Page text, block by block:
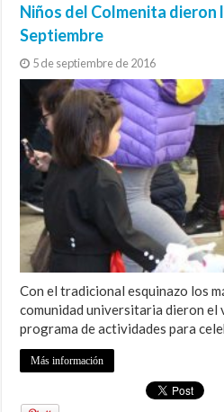
Niños del Colmenita dieron
Septiembre
5 de septiembre de 2016
Con el tradicional esquinazo los
comunidad universitaria dieron el
programa de actividades para
Más información